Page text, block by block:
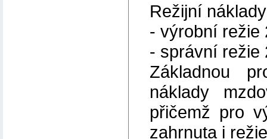
Režijní
- výrobní režie
- správní režie
Základnou
náklady
přičemž pro
zahrnuta i